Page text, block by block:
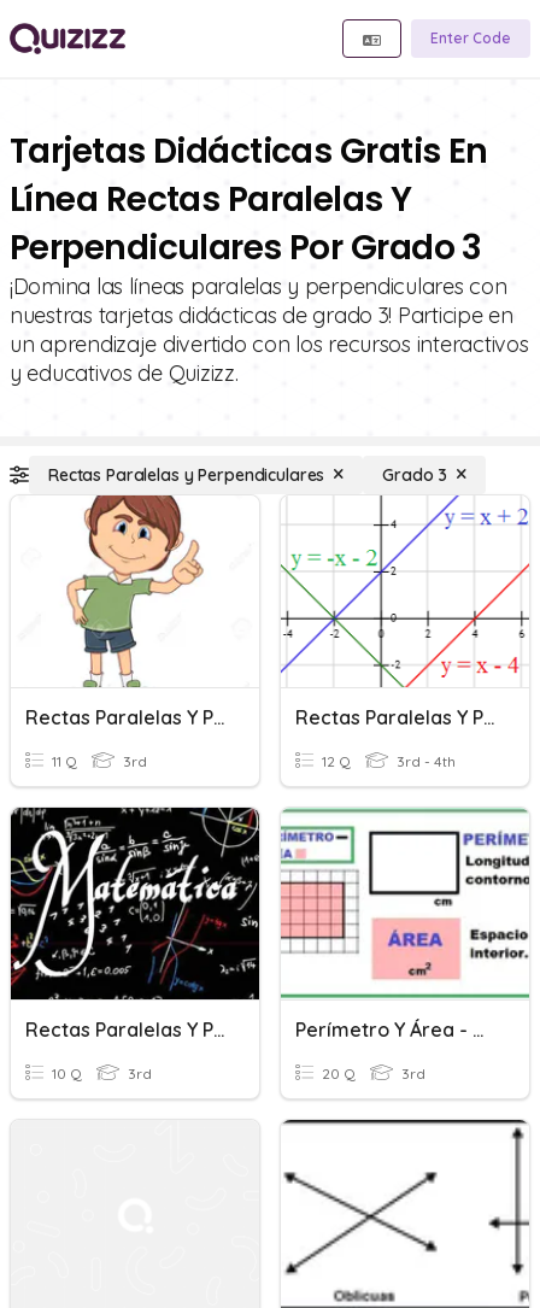
Enter Code
Tarjetas Didácticas Gratis En
Línea Rectas Paralelas Y
Perpendiculares Por Grado 3
¡Domina las líneas paralelas y perpendiculares con
nuestras tarjetas didácticas de grado 3! Participe en
un aprendizaje divertido con los recursos interactivos
y educativos de Quizizz.
Rectas Paralelas y Perpendiculares Grado 3
Rectas Paralelas Y Perpendiculares
11 Q 3rd
Rectas Paralelas Y Perpendiculares
12 Q 3rd - 4th
Rectas Paralelas Y Perpendiculares
10 Q 3rd
Perímetro Y Área - Rectas Paralelas Y Perpendiculares
20 Q 3rd